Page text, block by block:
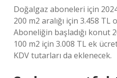
Doğalgaz aboneleri için
200 m2 aralığı için 3.458
Aboneliğin başladığı konut
100 m2 için 3.008 TL ek
KDV tutarları da eklenecek.